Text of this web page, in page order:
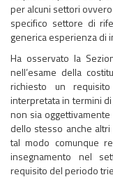
per alcuni settori
specifico settore di
generica esperienza di
Ha osservato la
nell’esame della
richiesto un
interpretata in termini
non sia
dello stesso anche
tal modo comunque
insegnamento nel
requisito del periodo